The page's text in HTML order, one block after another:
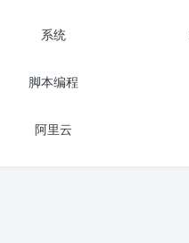
系统
脚本编程
阿里云